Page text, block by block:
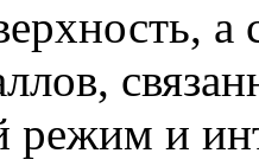
а
режим и